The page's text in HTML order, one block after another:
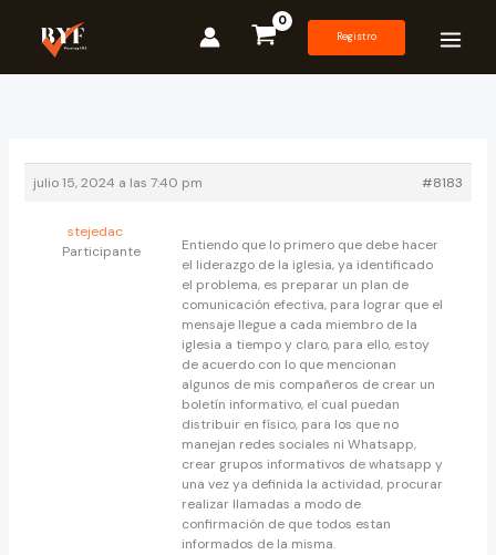
contenido
Registro
julio 15, 2024 a las 7:40 pm #8183
stejedac
Participante
Entiendo que lo primero que debe hacer
el liderazgo de la iglesia, ya identificado
el problema, es preparar un plan de
comunicación efectiva, para lograr que el
mensaje llegue a cada miembro de la
iglesia a tiempo y claro, para ello, estoy
de acuerdo con lo que mencionan
algunos de mis compañeros de crear un
boletín informativo, el cual puedan
distribuir en físico, para los que no
manejan redes sociales ni Whatsapp,
crear grupos informativos de whatsapp y
una vez ya definida la actividad, procurar
realizar llamadas a modo de
confirmación de que todos estan
informados de la misma.